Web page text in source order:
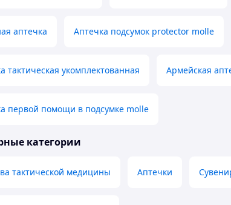
аптечка Аптечка подсумок protector molle
тактическая укомплектованная Армейская
первой помощи в подсумке molle
категории
тактической медицины Аптечки